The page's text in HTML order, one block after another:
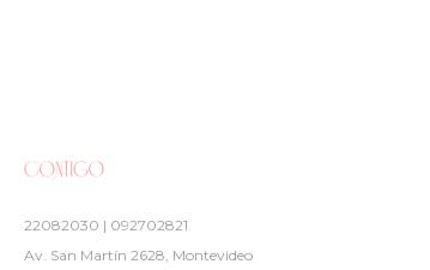
22082030 | 092702821
Av. San Martín 2628, Montevideo